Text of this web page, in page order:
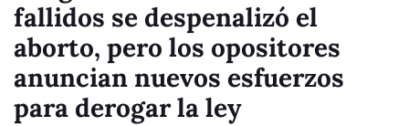
fallidos se despenalizó el
aborto, pero los opositores
anuncian nuevos esfuerzos
para derogar la ley